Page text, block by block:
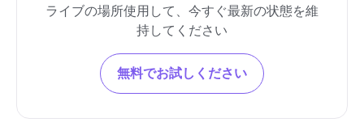
ライブの場所使用して、今すぐ最新の状態を維
持してください
無料でお試しください